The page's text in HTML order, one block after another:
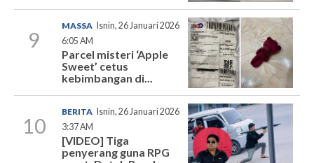
9
MASSA
Isnin, 26 Januari 2026
6:05 AM
Parcel misteri ‘Apple
Sweet’ cetus
kebimbangan di...
10
BERITA
Isnin, 26 Januari 2026
3:37 AM
[VIDEO] Tiga
penyerang guna RPG